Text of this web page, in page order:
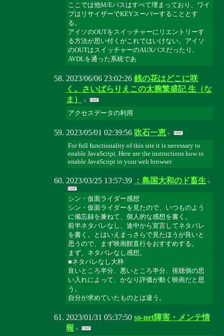
ここでは他M/Eバスはすべて埋まっており、ワイ
プはリサイザーでKEYスーパーすることとす
る。
アイソのOUTをスイッチャーにリエントリーす
る方法が思い付くがこれではいけない。アイソ
のOUTはスイッチャーのAUXバスだったり、
AVDLを通った系統であ
2023/06/06 23:02:26 銭の花はどこに咲
く。さいばらりえこの太腕繁盛記 生（な
ま）
アクセスデータの利用
2023/05/01 02:39:56 吹石一恵
For full functionality of this site it is necessary to
enable JavaScript. Here are the instructions how to
enable JavaScript in your web browser.
2023/03/25 13:57:39 ：島国大和のド畜生
シン・仮面ライダー感想
シン・仮面ライダーを見たので、いつものよう
に備忘録を兼ねて、個人的な感想を書く。
前半ネタバレなし、途中から宣言してネタバレ
を書く。とはいえまっさらで見たほうが良いと
思うので、まず映画館直行をおすすめする。
まず、ネタバレなし感想。
■ネタバレなし大枠
良いところ半分、悪いところ半分、視聴側の思
い入れによって、かなり評価が動く映画だと思
う。
自分が求めていたものとは違う。
2023/01/31 05:37:50 so-net障害・メンテ情
報